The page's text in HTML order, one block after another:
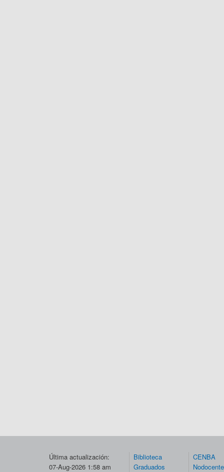
Última actualización:
07-Aug-2026 1:58 am
Biblioteca
Graduados
CENBA